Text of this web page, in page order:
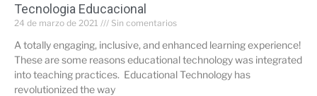
Tecnologia Educacional
24 de marzo de 2021 Sin comentarios
A totally engaging, inclusive, and enhanced learning experience!
These are some reasons educational technology was integrated
into teaching practices. Educational Technology has
revolutionized the way